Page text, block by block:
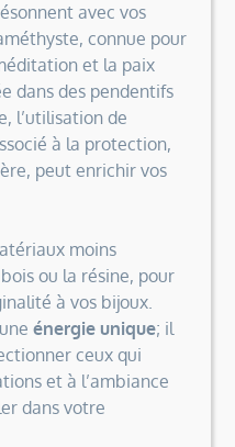
avec vos
connue pour
et la paix
dans des pendentifs
l’utilisation de
à la protection,
peut enrichir vos
moins
ou la résine, pour
à vos bijoux.
énergie unique; il
ceux qui
et à l’ambiance
dans votre